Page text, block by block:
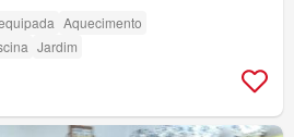
Aquecimento
Jardim